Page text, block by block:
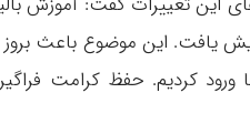
یافت. این موضوع باعث
ورود کردیم. حفظ کرامت